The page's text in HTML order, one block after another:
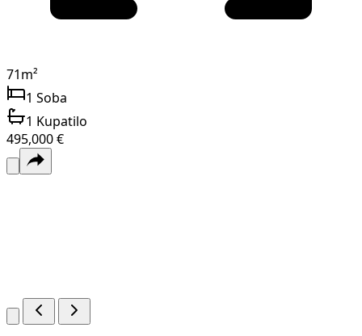
71 m²
1 Soba
1
Kupatilo
495,000 €